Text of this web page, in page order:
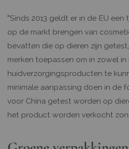
“Sinds 2013 geldt er in de EU
op de markt brengen van
bevatten die op dieren zijn
merken toepassen om in zowel in
huidverzorgingsproducten te
minimale aanpassing doen in de
voor China getest worden op
het product worden verkocht